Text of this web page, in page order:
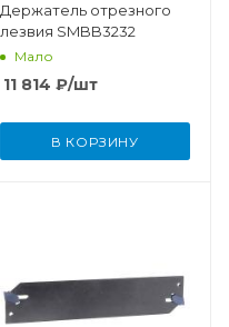
Держатель отрезного
лезвия SMBB3232
Мало
11 814 ₽/шт
В КОРЗИНУ